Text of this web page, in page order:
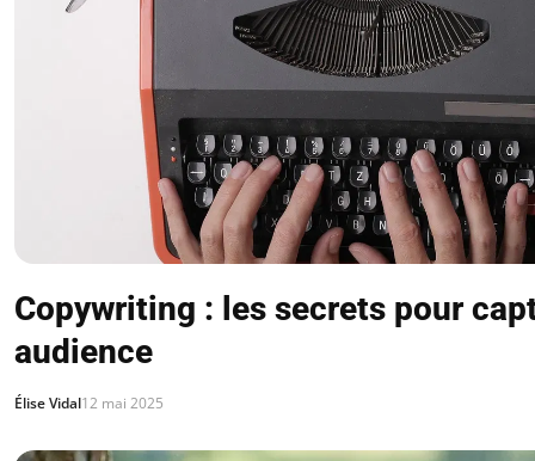
Copywriting : les secrets pour
audience
Élise Vidal12 mai 2025